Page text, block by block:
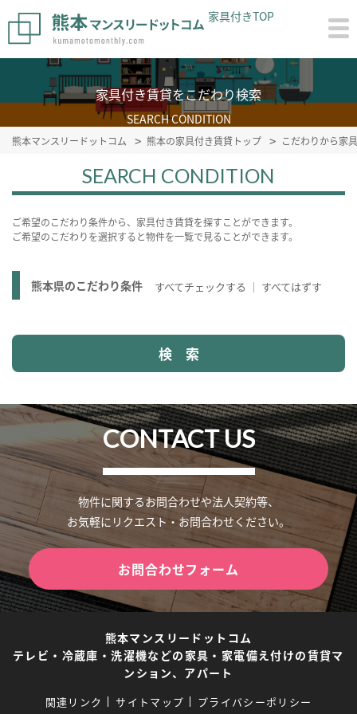
家具付きTOP
家具付き賃貸をこだわり検索
SEARCH CONDITION
熊本マンスリードットコム 熊本の家具付き賃貸トップ こだわりから家
SEARCH CONDITION
ご希望のこだわり条件から、家具付き賃貸を探すことができます。
ご希望のこだわりを選択すると物件を一覧で見ることができます。
熊本県のこだわり条件 すべてチェックする すべてはずす
CONTACT US
物件に関するお問合わせや法人契約等、
お気軽にリクエスト・お問合わせください。
お問合わせフォーム
熊本マンスリードットコム
テレビ・冷蔵庫・洗濯機などの家具・家電備え付けの賃貸マ
ンション、アパート
関連リンク サイトマップ プライバシーポリシー